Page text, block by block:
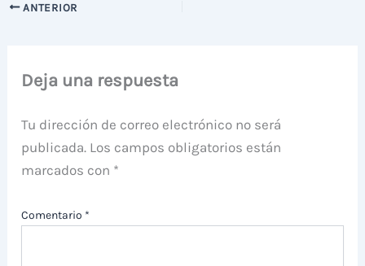
ANTERIOR
Deja una respuesta
Tu dirección de correo electrónico no será
publicada. Los campos obligatorios están
marcados con *
Comentario *